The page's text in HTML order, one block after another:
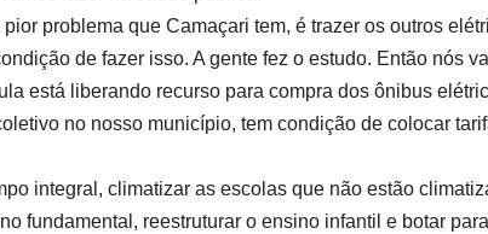
problema que Camaçari tem, é trazer os outros
de fazer isso. A gente fez o estudo. Então nós
está liberando recurso para compra dos ônibus
no nosso município, tem condição de colocar
integral, climatizar as escolas que não estão
fundamental, reestruturar o ensino infantil e botar